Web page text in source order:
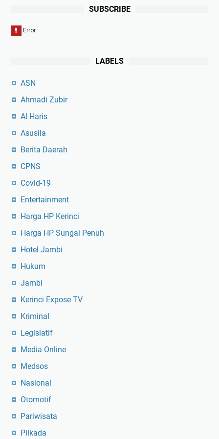
0
SUBSCRIBE
LABELS
ASN
Ahmadi Zubir
Al Haris
Asusila
Berita Daerah
CPNS
Covid-19
Entertainment
Harga HP Kerinci
Harga HP Sungai Penuh
Hotel Jambi
Hukum
Jambi
Kerinci Expose TV
Kriminal
Legislatif
Media Online
Medsos
Nasional
Otomotif
Pariwisata
Pilkada